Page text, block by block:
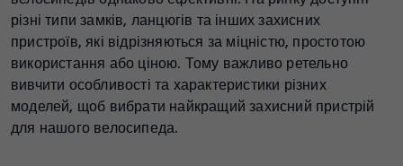
різні типи замків, ланцюгів та інших захисних
пристроїв, які відрізняються за міцністю, простотою
використання або ціною. Тому важливо ретельно
вивчити особливості та характеристики різних
моделей, щоб вибрати найкращий захисний пристрій
для нашого велосипеда.